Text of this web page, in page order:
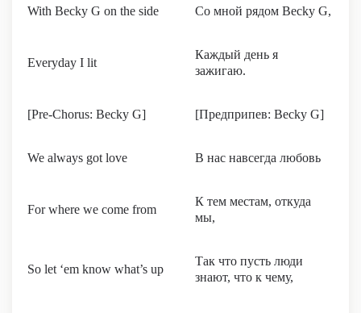
With Becky G on the side Со мной рядом Becky G,
Everyday I lit
Каждый день я
зажигаю.
[Pre-Chorus: Becky G] [Предприпев: Becky G]
We always got love В нас навсегда любовь
For where we come from
К тем местам, откуда
мы,
So let ‘em know what’s up
Так что пусть люди
знают, что к чему,